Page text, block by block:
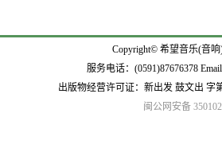
Copyright© 希望音乐(音
服务电话：(0591)87676378
出版物经营许可证：新出发 鼓文出
闽公网安备